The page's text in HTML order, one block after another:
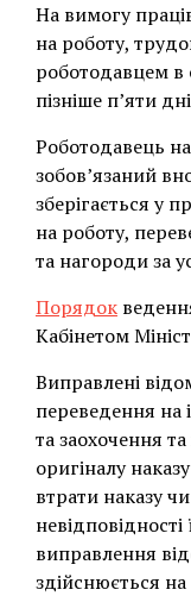
На вимогу
на роботу,
роботодавцем в
пізніше п’яти
Роботодавець
зобов’язаний
зберігається у
на роботу,
та нагороди за
Порядок
Кабінетом
Виправлені
переведення на
та заохочення
оригіналу
втрати наказу
виправлення
здійснюється